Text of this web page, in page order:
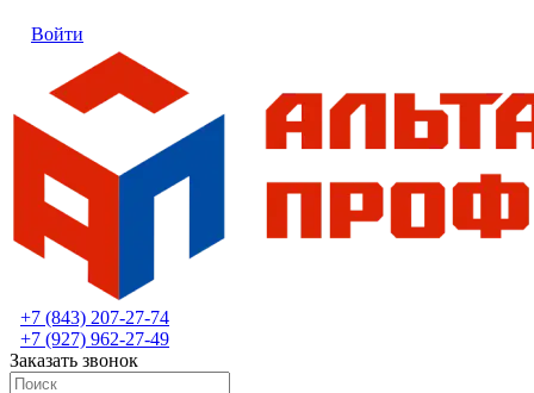
Войти
+7 (843) 207-27-74
+7 (927) 962-27-49
Заказать звонок